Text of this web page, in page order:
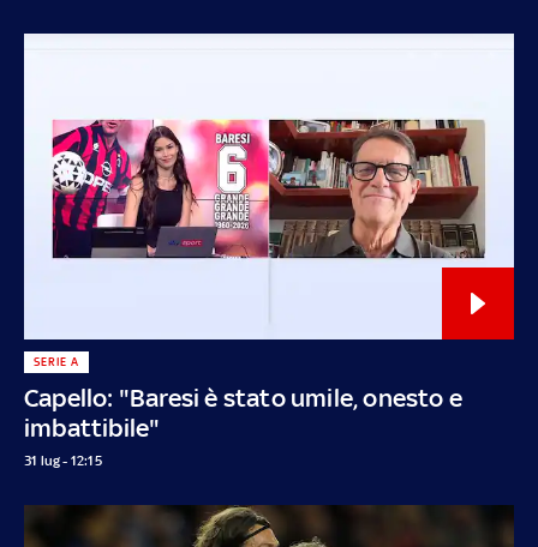
Capello: "Baresi è stato umile, onesto e
imbattibile"
SERIE A
31 lug - 12:15